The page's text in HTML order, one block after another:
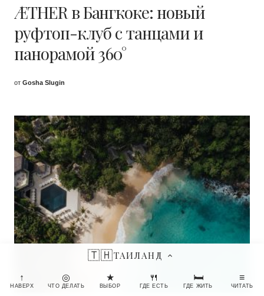
🇹🇭ТАИЛАНД
↑
НАВЕРХ
◎
ЧТО ДЕЛАТЬ
★
ВЫБОР
🍴
ГДЕ ЕСТЬ
🛏
ГДЕ ЖИТЬ
≡
ЧИТАТЬ
ÆTHER в Бангкоке: новый
руфтоп-клуб с танцами и
панорамой 360°
от Gosha Slugin